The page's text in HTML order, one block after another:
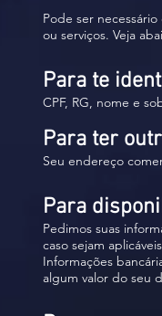
Pode ser
ou serviços. Veja
Para te
CPF, RG, nome e
Para ter
Seu endereço
Para
Pedimos suas
caso sejam
Informações
algum valor do seu